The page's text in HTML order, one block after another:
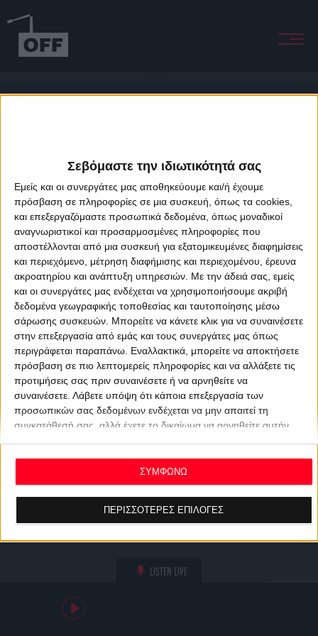
Σεβόμαστε την ιδιωτικότητά σας
Εμείς και οι συνεργάτες μας αποθηκεύουμε και/ή έχουμε
πρόσβαση σε πληροφορίες σε μια συσκευή, όπως τα cookies,
και επεξεργαζόμαστε προσωπικά δεδομένα, όπως μοναδικοί
αναγνωριστικοί και προσαρμοσμένες πληροφορίες που
αποστέλλονται από μια συσκευή για εξατομικευμένες διαφημίσεις
και περιεχόμενο, μέτρηση διαφήμισης και περιεχομένου, έρευνα
ακροατηρίου και ανάπτυξη υπηρεσιών. Με την άδειά σας, εμείς
και οι συνεργάτες μας ενδέχεται να χρησιμοποιήσουμε ακριβή
δεδομένα γεωγραφικής τοποθεσίας και ταυτοποίησης μέσω
σάρωσης συσκευών. Μπορείτε να κάνετε κλικ για να συναινέσετε
στην επεξεργασία από εμάς και τους συνεργάτες μας όπως
περιγράφεται παραπάνω. Εναλλακτικά, μπορείτε να αποκτήσετε
πρόσβαση σε πιο λεπτομερείς πληροφορίες και να αλλάξετε τις
προτιμήσεις σας πριν συναινέσετε ή να αρνηθείτε να
συναινέσετε. Λάβετε υπόψη ότι κάποια επεξεργασία των
προσωπικών σας δεδομένων ενδέχεται να μην απαιτεί τη
συγκατάθεσή σας, αλλά έχετε το δικαίωμα να αρνηθείτε αυτήν
ανακαλέσετε τη συγκατάθεσή σας ανά πάσα στιγμή
επιστρέφοντας σε αυτόν τον ιστότοπο και κάνοντας κλικ στο
κουμπί "Απορρήτου" στο κάτω μέρος της ιστοσελίδας.
ΠΕΡΙΣΣΟΤΕΡΕΣ ΕΠΙΛΟΓΕΣ
ΣΥΜΦΩΝΩ
LISTEN LIVE
About Offradio Business Class Terms & Conditions
Privacy Policy
Designed & developed byporcupine colors&Fotis Alexandrou